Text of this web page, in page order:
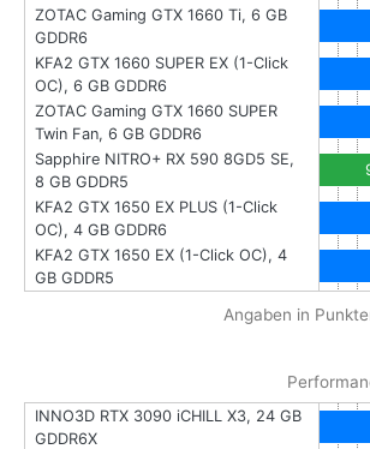
ZOTAC Gaming GTX 1660 Ti, 6 GB
GDDR6
KFA2 GTX 1660 SUPER EX (1-Click
OC), 6 GB GDDR6
ZOTAC Gaming GTX 1660 SUPER
Twin Fan, 6 GB GDDR6
Sapphire NITRO+ RX 590 8GD5 SE,
8 GB GDDR5
KFA2 GTX 1650 EX PLUS (1-Click
OC), 4 GB GDDR6
KFA2 GTX 1650 EX (1-Click OC), 4
GB GDDR5
Angaben in
INNO3D RTX 3090 iCHILL X3, 24 GB
GDDR6X